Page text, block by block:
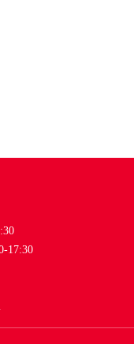
17:30